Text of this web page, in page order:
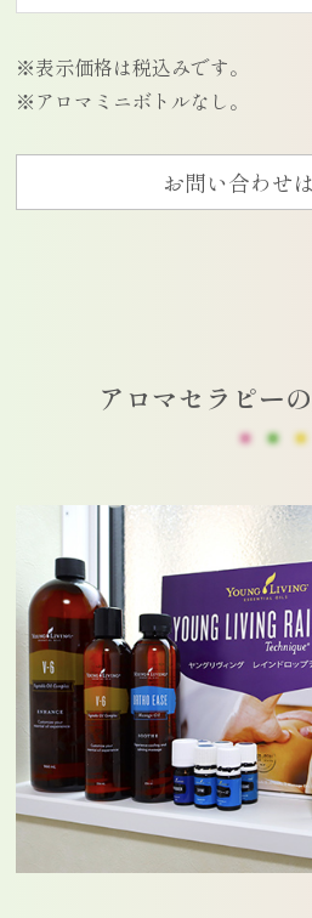
※表示価格は税込みです。
※アロマミニボトルなし。
お問い合わせ
アロマセラピー